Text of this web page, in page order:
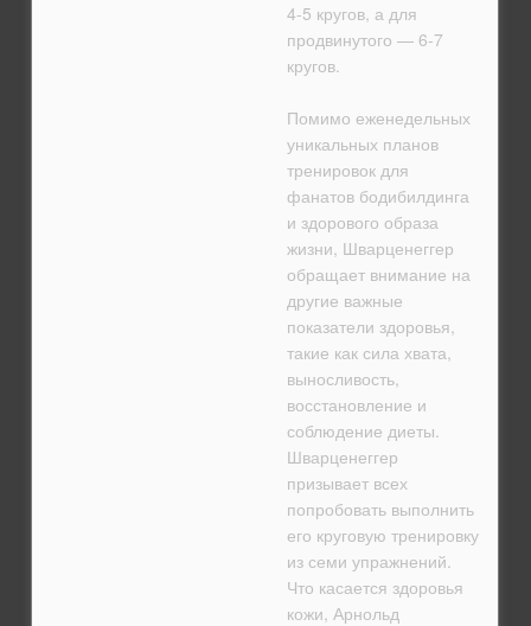
4-5 кругов, а для
продвинутого — 6-7
кругов.
Помимо еженедельных
уникальных планов
тренировок для
фанатов бодибилдинга
и здорового образа
жизни, Шварценеггер
обращает внимание на
другие важные
показатели здоровья,
такие как сила хвата,
выносливость,
восстановление и
соблюдение диеты.
Шварценеггер
призывает всех
попробовать выполнить
его круговую тренировку
из семи упражнений.
Что касается здоровья
кожи, Арнольд